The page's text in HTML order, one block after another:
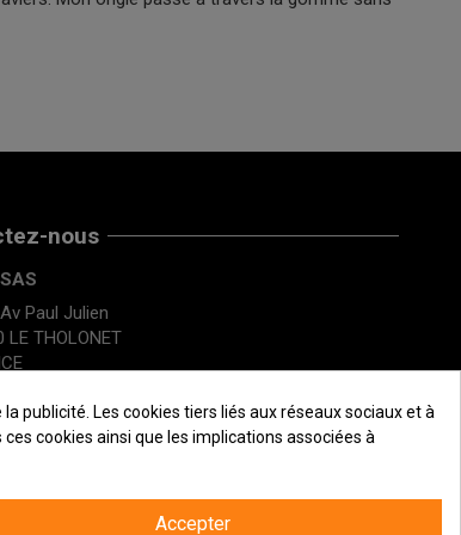
nous
Paul Julien
LE THOLONET
publicité. Les cookies tiers liés aux réseaux sociaux et à
cookies ainsi que les implications associées à
Accepter